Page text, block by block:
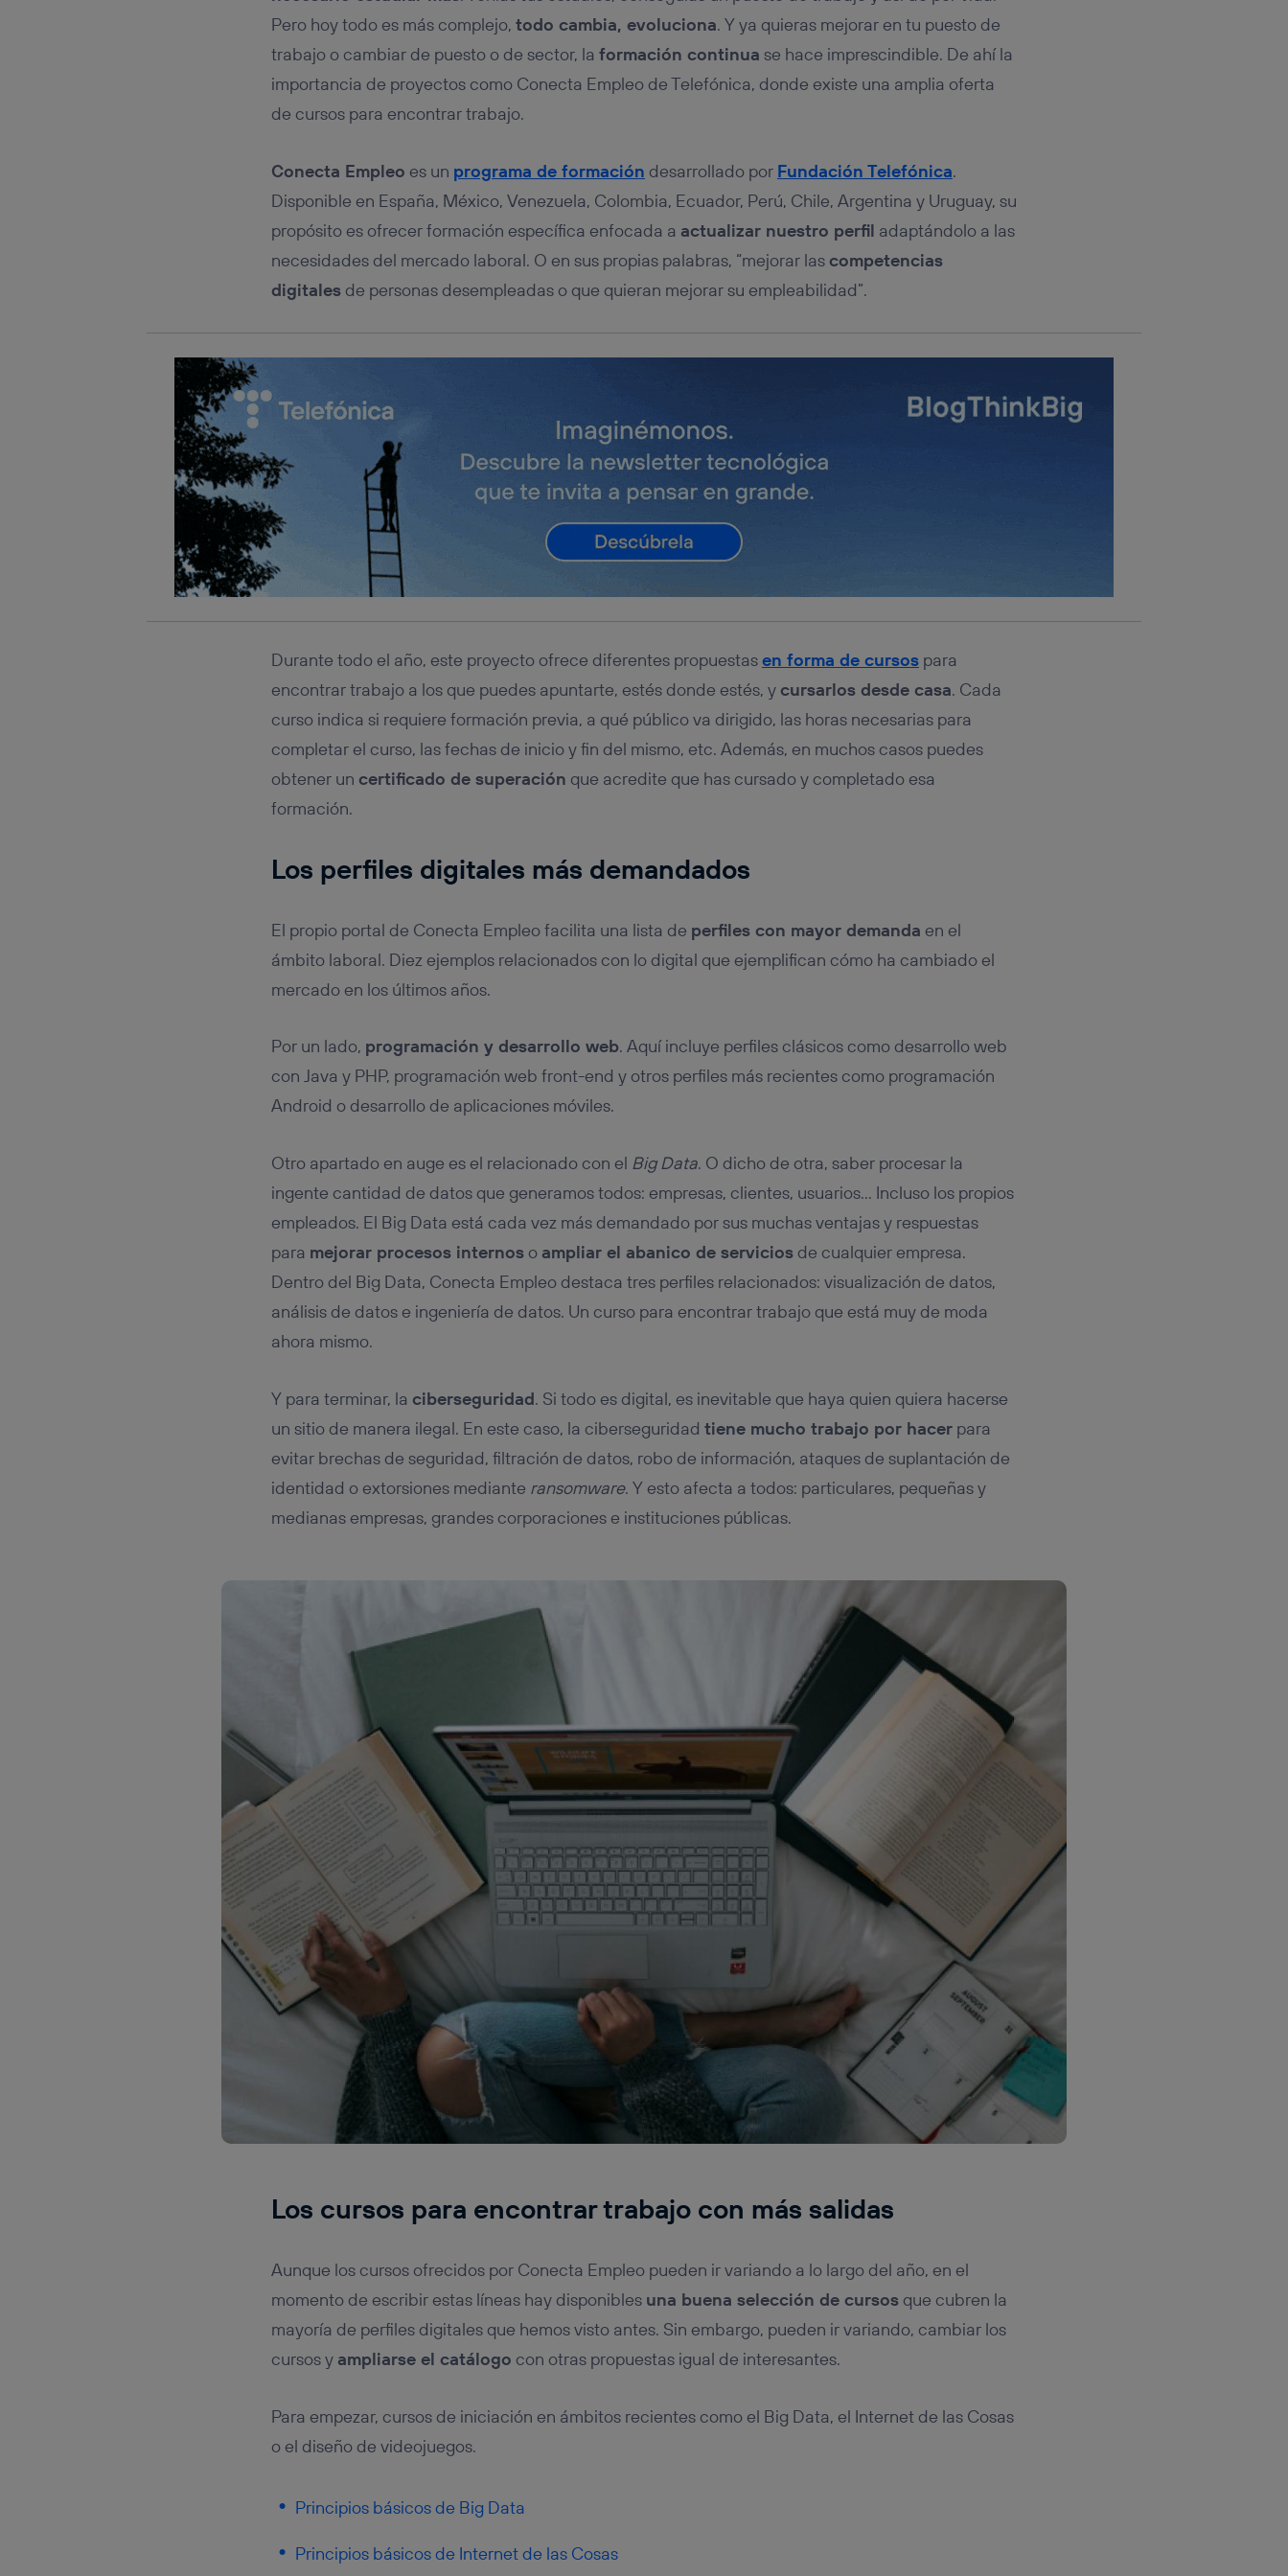
Pero hoy todo es más complejo, todo cambia, evoluciona. Y ya quieras mejorar en tu puesto de
trabajo o cambiar de puesto o de sector, la formación continua se hace imprescindible. De ahí la
importancia de proyectos como Conecta Empleo de Telefónica, donde existe una amplia oferta
de cursos para encontrar trabajo.
Conecta Empleo es un programa de formación desarrollado por Fundación Telefónica.
Disponible en España, México, Venezuela, Colombia, Ecuador, Perú, Chile, Argentina y Uruguay, su
propósito es ofrecer formación específica enfocada a actualizar nuestro perfil adaptándolo a las
necesidades del mercado laboral. O en sus propias palabras, “mejorar lascompetencias
digitalesde personas desempleadas o que quieran mejorar su empleabilidad”.
Durante todo el año, este proyecto ofrece diferentes propuestasen forma de cursospara
encontrar trabajo a los que puedes apuntarte, estés donde estés, ycursarlos desde casa. Cada
curso indica si requiere formación previa, a qué público va dirigido, las horas necesarias para
completar el curso, las fechas de inicio y fin del mismo, etc. Además, en muchos casos puedes
obtener un certificado de superación que acredite que has cursado y completado esa
formación.
Los perfiles digitales más demandados
El propio portal de Conecta Empleo facilita una lista de perfiles con mayor demanda en el
ámbito laboral. Diez ejemplos relacionados con lo digital que ejemplifican cómo ha cambiado el
mercado en los últimos años.
Por un lado, programación y desarrollo web. Aquí incluye perfiles clásicos como desarrollo web
con Java y PHP, programación web front-end y otros perfiles más recientes como programación
Android o desarrollo de aplicaciones móviles.
Otro apartado en auge es el relacionado con el Big Data. O dicho de otra, saber procesar la
ingente cantidad de datos que generamos todos: empresas, clientes, usuarios… Incluso los propios
empleados. El Big Data está cada vez más demandado por sus muchas ventajas y respuestas
para mejorar procesos internoso ampliar el abanico de serviciosde cualquier empresa.
Dentro del Big Data, Conecta Empleo destaca tres perfiles relacionados: visualización de datos,
análisis de datos e ingeniería de datos. Un curso para encontrar trabajo que está muy de moda
ahora mismo.
Y para terminar, la ciberseguridad. Si todo es digital, es inevitable que haya quien quiera hacerse
un sitio de manera ilegal. En este caso, la ciberseguridad tiene mucho trabajo por hacerpara
evitar brechas de seguridad, filtración de datos, robo de información, ataques de suplantación de
identidad o extorsiones mediante ransomware. Y esto afecta a todos: particulares, pequeñas y
medianas empresas, grandes corporaciones e instituciones públicas.
Los cursos para encontrar trabajo con más salidas
Aunque los cursos ofrecidos por Conecta Empleo pueden ir variando a lo largo del año, en el
momento de escribir estas líneas hay disponibles una buena selección de cursosque cubren la
mayoría de perfiles digitales que hemos visto antes. Sin embargo, pueden ir variando, cambiar los
cursos y ampliarse el catálogo con otras propuestas igual de interesantes.
Para empezar, cursos de iniciación en ámbitos recientes como el Big Data, el Internet de las Cosas
o el diseño de videojuegos.
Principios básicos de Big Data
Principios básicos de Internet de las Cosas
conecte su dispositivo y consienta el uso de la tecnología recibirá el mismo identificador.
Si utilizas unaconexión de banda ancha(p. ej., Wi-Fi), el marketing o análisis se
realizará en función de las actividades de navegación de los miembros del hogar que
datos móviles
Puedes gestionar los consentimientos Utiq seleccionando “Administrar Utiq” en la parte
inferior de esta página web o visitando el
portal de privacidad de Utiq (“consenthub”).
Para más información, consulta la política de privacidad de Utiq